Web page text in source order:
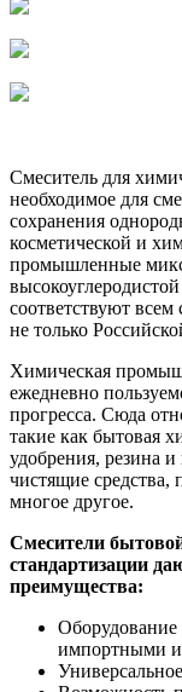
Смеситель для
необходимое для
сохранения
косметической и
промышленные
соответствуют
не только
Химическая
ежедневно
прогресса. Сюда
такие как бытовая
удобрения, резина
чистящие
многое другое.
Смесители
стандартизации
преимущества:
Оборудование
импортными